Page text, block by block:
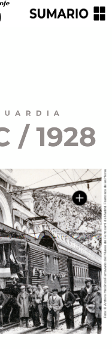
/ 1928
Foto:
©
Archivo
Histórico
Ferroviario
del
Museo
del
Ferrocarril
de
Madrid.
Francisco
de
las
Heras.